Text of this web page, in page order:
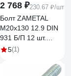
2 768 ₽230.67 ₽/шт
Болт ZAMETAL
М20x130 12.9 DIN
931 Б/П 12 шт.
ZA109933
5(1)